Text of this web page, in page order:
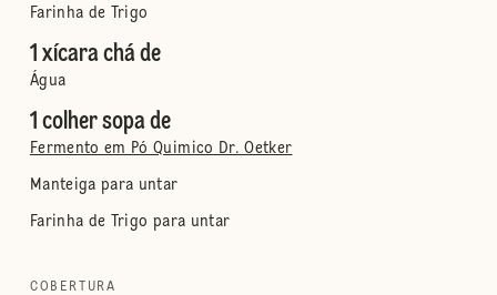
Farinha de Trigo
1 xícara chá de
Água
1 colher sopa de
Fermento em Pó Quimico Dr. Oetker
Manteiga para untar
Farinha de Trigo para untar
COBERTURA